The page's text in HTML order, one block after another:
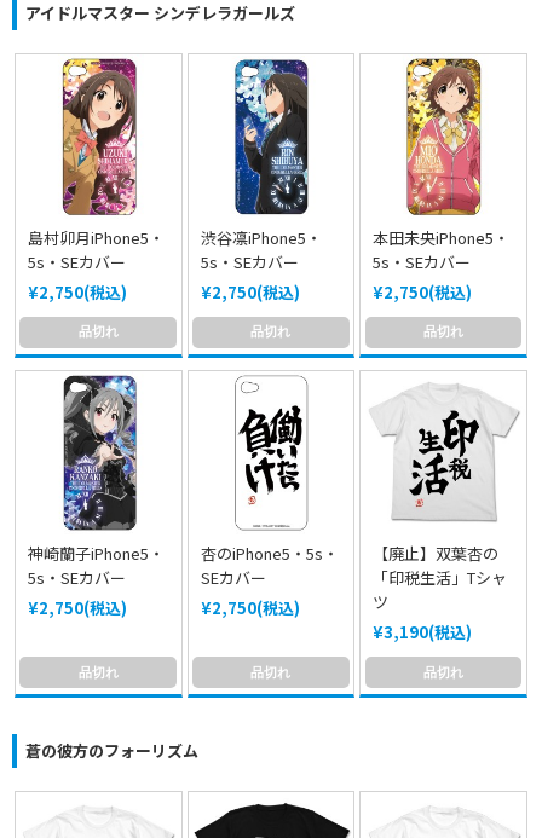
アイドルマスター シンデレラガールズ
島村卯月iPhone5・
5s・SEカバー
¥2,750(税込)
品切れ
渋谷凛iPhone5・
5s・SEカバー
¥2,750(税込)
品切れ
本田未央iPhone5・
5s・SEカバー
¥2,750(税込)
品切れ
神崎蘭子iPhone5・
5s・SEカバー
¥2,750(税込)
品切れ
杏のiPhone5・5s・
SEカバー
¥2,750(税込)
品切れ
【廃止】双葉杏の
「印税生活」Tシャ
ツ
¥3,190(税込)
品切れ
蒼の彼方のフォーリズム